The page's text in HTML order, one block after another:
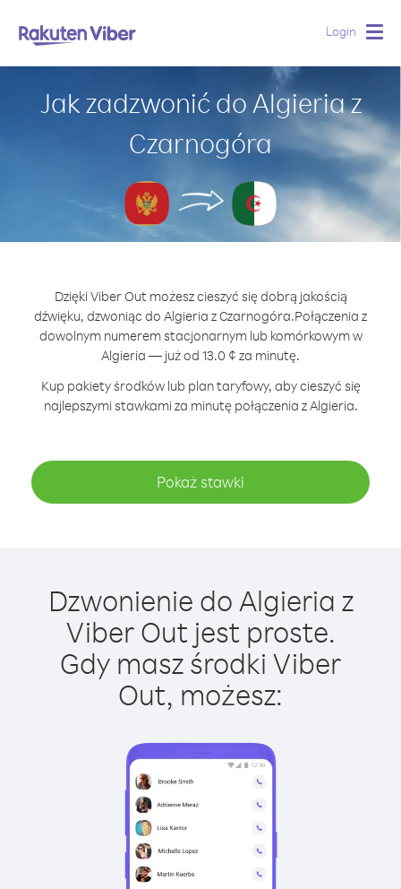
Login
Jak zadzwonić do Algieria z
Czarnogóra
Dzięki Viber Out możesz cieszyć się dobrą jakością
dźwięku, dzwoniąc do Algieria z Czarnogóra.Połączenia z
dowolnym numerem stacjonarnym lub komórkowym w
Algieria — już od 13.0 ¢ za minutę.
Kup pakiety środków lub plan taryfowy, aby cieszyć się
najlepszymi stawkami za minutę połączenia z Algieria.
Pokaż stawki
Dzwonienie do Algieria z
Viber Out jest proste.
Gdy masz środki Viber
Out, możesz: